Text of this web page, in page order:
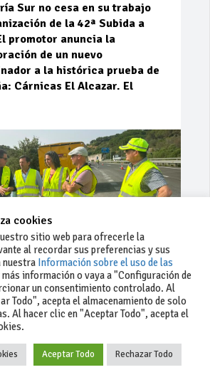
Sur no cesa en su trabajo
de la 42ª Subida a
promotor anuncia la
de un nuevo
a la histórica prueba de
Cárnicas El Alcazar. El
Ago 03, 2026 71 0 0
implementa mejoras en la
Los Barrios
cookies
sitio web para ofrecerle la
al recordar sus preferencias y sus
nuestra Información sobre el uso de las
información o vaya a "Configuración de
un consentimiento controlado. Al
Todo", acepta el almacenamiento de solo
Al hacer clic en "Aceptar Todo", acepta el
Aceptar Todo Rechazar Todo